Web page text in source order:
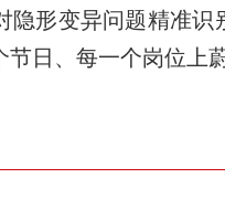
隐形变异问题精准
日、每一个岗位上